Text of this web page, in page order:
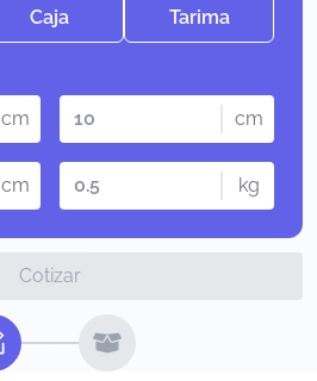
Caja Tarima
cm cm
cm kg
Cotizar